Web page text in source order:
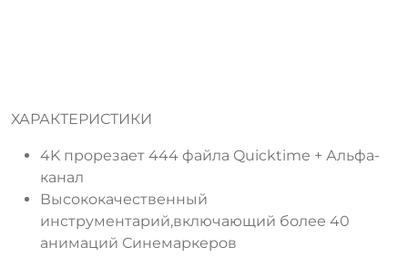
ХАРАКТЕРИСТИКИ
4K прорезает 444 файла Quicktime + Альфа-
канал
Высококачественный
инструментарий,включающий более 40
анимаций Синемаркеров